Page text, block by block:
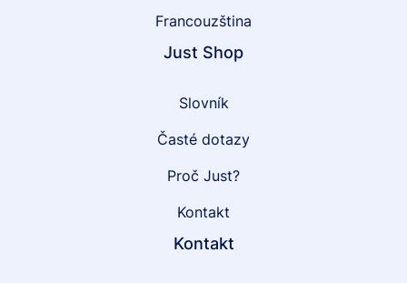
Francouzština
Just Shop
Slovník
Časté dotazy
Proč Just?
Kontakt
Kontakt